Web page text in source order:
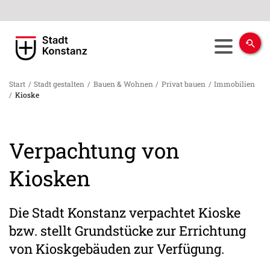
Start / Stadt gestalten / Bauen & Wohnen / Privat bauen / Immobilien
/ Kioske
Verpachtung von
Kiosken
Die Stadt Konstanz verpachtet Kioske
bzw. stellt Grundstücke zur Errichtung
von Kioskgebäuden zur Verfügung.